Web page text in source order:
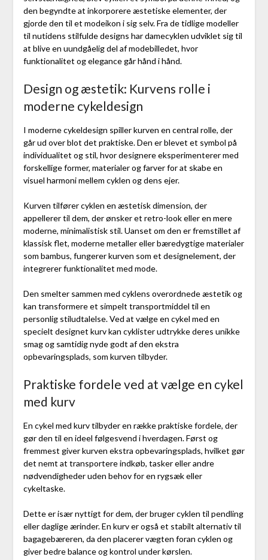
den begyndte at inkorporere æstetiske elementer, der
gjorde den til et modeikon i sig selv. Fra de tidlige modeller
til nutidens stilfulde designs har damecyklen udviklet sig til
at blive en uundgåelig del af modebilledet, hvor
funktionalitet og elegance går hånd i hånd.
Design og æstetik: Kurvens rolle i
moderne cykeldesign
I moderne cykeldesign spiller kurven en central rolle, der
går ud over blot det praktiske. Den er blevet et symbol på
individualitet og stil, hvor designere eksperimenterer med
forskellige former, materialer og farver for at skabe en
visuel harmoni mellem cyklen og dens ejer.
Kurven tilfører cyklen en æstetisk dimension, der
appellerer til dem, der ønsker et retro-look eller en mere
moderne, minimalistisk stil. Uanset om den er fremstillet af
klassisk flet, moderne metaller eller bæredygtige materialer
som bambus, fungerer kurven som et designelement, der
integrerer funktionalitet med mode.
Den smelter sammen med cyklens overordnede æstetik og
kan transformere et simpelt transportmiddel til en
personlig stiludtalelse. Ved at vælge en cykel med en
specielt designet kurv kan cyklister udtrykke deres unikke
smag og samtidig nyde godt af den ekstra
opbevaringsplads, som kurven tilbyder.
Praktiske fordele ved at vælge en cykel
med kurv
En cykel med kurv tilbyder en række praktiske fordele, der
gør den til en ideel følgesvend i hverdagen. Først og
fremmest giver kurven ekstra opbevaringsplads, hvilket gør
det nemt at transportere indkøb, tasker eller andre
nødvendigheder uden behov for en rygsæk eller
cykeltaske.
Dette er især nyttigt for dem, der bruger cyklen til pendling
eller daglige ærinder. En kurv er også et stabilt alternativ til
bagagebæreren, da den placerer vægten foran cyklen og
giver bedre balance og kontrol under kørslen.